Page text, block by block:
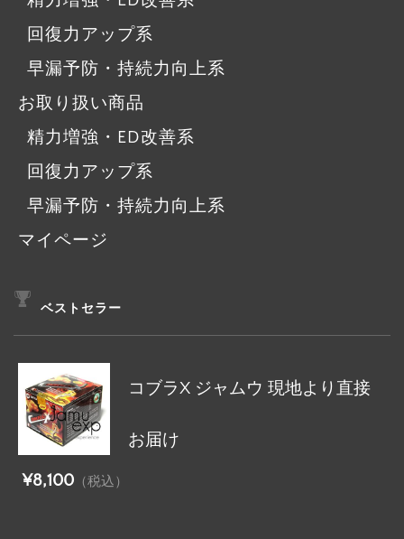
回復力アップ系
早漏予防・持続力向上系
お取り扱い商品
精力増強・ED改善系
回復力アップ系
早漏予防・持続力向上系
マイページ
ベストセラー
コブラX ジャムウ 現地より直接
お届け
¥8,100 （税込）